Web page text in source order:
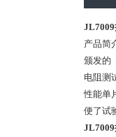
产品简
颁发的
电阻测
性能单
便了试